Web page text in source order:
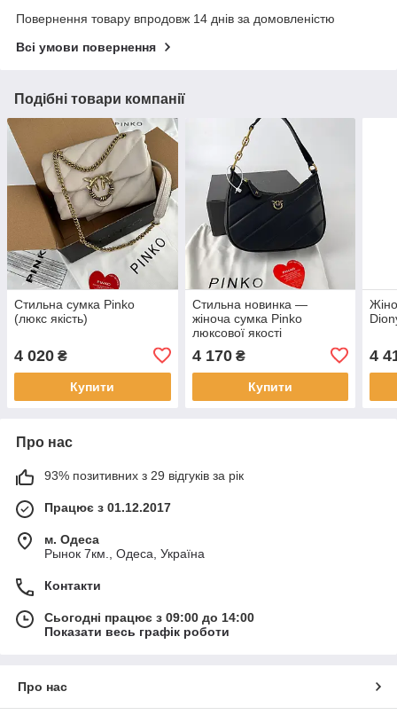
Повернення товару впродовж 14 днів за домовленістю
Всі умови повернення
Подібні товари компанії
Стильна сумка Pinko
(люкс якість)
4 020 ₴
Купити
Стильна новинка —
жіноча сумка Pinko
люксової якості
4 170₴
Купити
4
Про нас
93% позитивних з 29 відгуків за рік
Працює з 01.12.2017
м. Одеса
Рынок 7км., Одеса, Україна
Контакти
Сьогодні працює з 09:00 до 14:00
Показати весь графік роботи
Про нас